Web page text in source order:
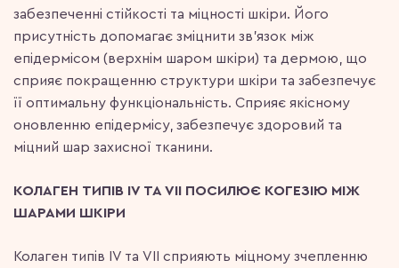
забезпеченні стійкості та міцності шкіри. Його
присутність допомагає зміцнити зв’язок між
епідермісом (верхнім шаром шкіри) та дермою, що
сприяє покращенню структури шкіри та забезпечує
її оптимальну функціональність. Сприяє якісному
оновленню епідермісу, забезпечує здоровий та
міцний шар захисної тканини.
КОЛАГЕН ТИПІВ IV ТА VII ПОСИЛЮЄ КОГЕЗІЮ МІЖ
ШАРАМИ ШКІРИ
Колаген типів IV та VII сприяють міцному зчепленню